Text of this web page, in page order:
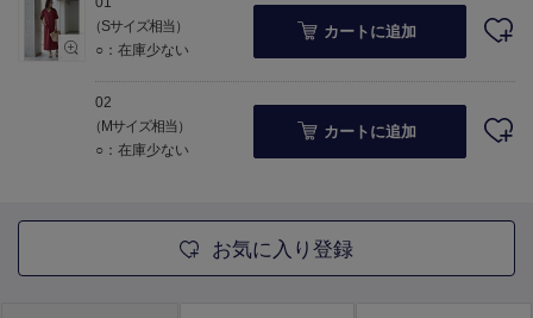
（Sサイズ相当）
○：在庫少ない
カートに追加
02
（Mサイズ相当）
○：在庫少ない
カートに追加
お気に入り登録